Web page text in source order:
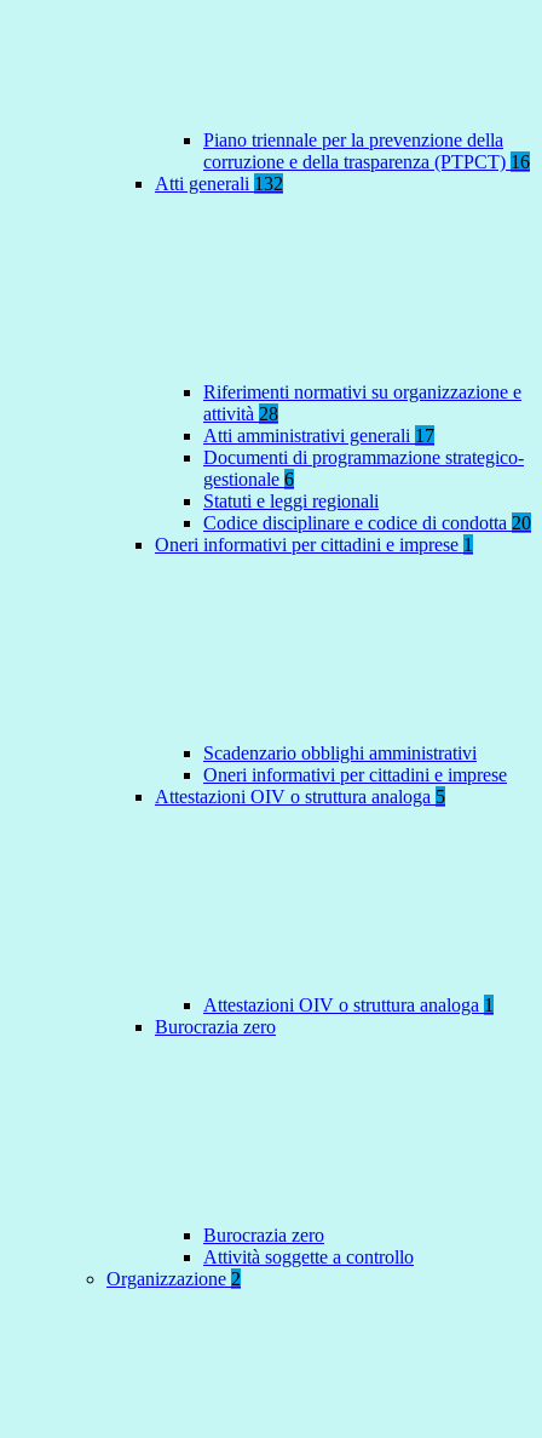
Piano triennale per la prevenzione della
corruzione e della trasparenza (PTPCT) 16
Atti generali 132
Riferimenti normativi su organizzazione e
attività 28
Atti amministrativi generali 17
Documenti di programmazione strategico-
gestionale 6
Statuti e leggi regionali
Codice disciplinare e codice di condotta 20
Oneri informativi per cittadini e imprese 1
Scadenzario obblighi amministrativi
Oneri informativi per cittadini e imprese
Attestazioni OIV o struttura analoga 5
Attestazioni OIV o struttura analoga 1
Burocrazia zero
Burocrazia zero
Attività soggette a controllo
Organizzazione 2